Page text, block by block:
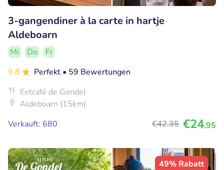
3-gangendiner à la carte in hartje
Aldeboarn
Mi Do
Fr
9.8
Perfekt • 59 Bewertungen
Eetcafé de Gondel
Aldeboarn (15km)
Verkauft: 680
€42,35 €24,95
49% Rabatt